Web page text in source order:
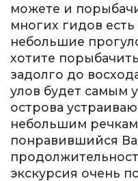
можете и
многих гидов
небольшие
хотите
задолго до
улов будет самым
острова
небольшим
понравившийся
экскурсия очень